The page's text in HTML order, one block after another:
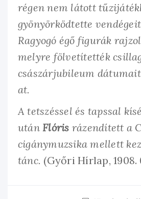
régen nem látott
gyönyörködtette
Ragyogó égő figurák
melyre fölvetítették
császárjubileum
at.
A tetszéssel és tapssal
után Flóris rázendített a
cigánymuzsika mellett
tánc. (Győri Hírlap, 1908.